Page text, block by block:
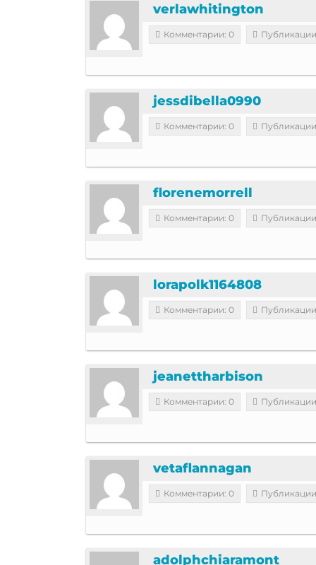
verlawhitington
Комментарии: 0
jessdibella0990
Комментарии: 0
florenemorrell
Комментарии: 0
lorapolk1164808
Комментарии: 0
jeanettharbison
Комментарии: 0
vetaflannagan
Комментарии: 0
adolphchiaramont